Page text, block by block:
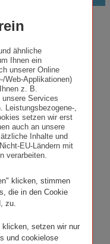
of
Béla Koreny auf
durch Wien.
ähnliche
Ihnen ein
unserer Online
Web-Applikationen)
z. B.
Services
Leistungsbezogene-,
setzen wir erst
auch an unsere
Inhalte und
EU-Ländern mit
verarbeiten.
klicken, stimmen
die in den Cookie
zu.
klicken, setzen wir nur
und cookielose